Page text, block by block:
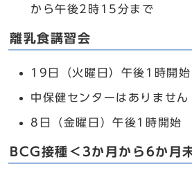
から午後2時15分まで
離乳食講習会
19日（火曜日）午後1時開始
中保健センターはありません
8日（金曜日）午後1時開始
BCG接種＜3か月から6か月